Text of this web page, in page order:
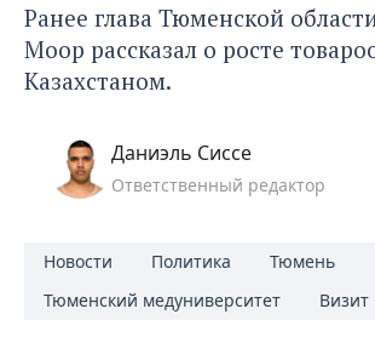
Ранее глава Тюменской
Моор рассказал о росте
Казахстаном.
Даниэль Сиссе
Ответственный редактор
Новости Политика Тюмень
Тюменский медуниверситет
Визит